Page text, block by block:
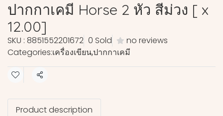
ปากกาเคมี Horse 2 หัว สีม่วง [ x
12.00]
SKU : 8851552201672 0 Sold
no reviews
Categories:เครื่องเขียน,ปากกาเคมี
Share
Product description